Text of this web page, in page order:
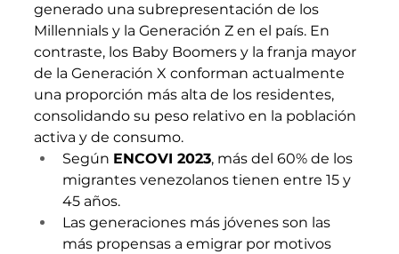
generado una subrepresentación de los
Millennials y la Generación Z en el país. En
contraste, los Baby Boomers y la franja mayor
de la Generación X conforman actualmente
una proporción más alta de los residentes,
consolidando su peso relativo en la población
activa y de consumo.
Según ENCOVI 2023, más del 60% de los
migrantes venezolanos tienen entre 15 y
45 años.
Las generaciones más jóvenes son las
más propensas a emigrar por motivos